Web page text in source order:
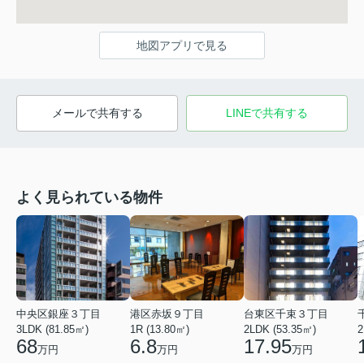
地図アプリで見る
メールで共有する LINEで共有する
よく見られている物件
中央区銀座３丁目
3LDK (81.85㎡)
68万円
港区赤坂９丁目
1R (13.80㎡)
6.8万円
台東区千束３丁目
2LDK (53.35㎡)
17.95万円